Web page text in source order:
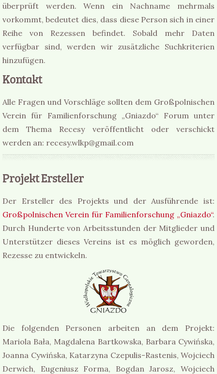
überprüft werden. Wenn ein Nachname mehrmals
vorkommt, bedeutet dies, dass diese Person sich in einer
Reihe von Rezessen befindet. Sobald mehr Daten
verfügbar sind, werden wir zusätzliche Suchkriterien
hinzufügen.
Kontakt
Alle Fragen und Vorschläge sollten dem Großpolnischen
Verein für Familienforschung „Gniazdo“ Forum unter
dem Thema Recesy veröffentlicht oder verschickt
werden an: recesy.wlkp@gmail.com
Projekt Ersteller
Der Ersteller des Projekts und der Ausführende ist:
Großpolnischen Verein für Familienforschung „Gniazdo“.
Durch Hunderte von Arbeitsstunden der Mitglieder und
Unterstützer dieses Vereins ist es möglich geworden,
Rezesse zu entwickeln.
Die folgenden Personen arbeiten an dem Projekt:
Mariola Bała, Magdalena Bartkowska, Barbara Cywińska,
Joanna Cywińska, Katarzyna Czepulis-Rastenis, Wojciech
Derwich, Eugeniusz Forma, Bogdan Jarosz, Wojciech